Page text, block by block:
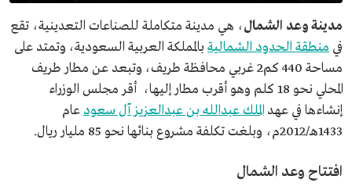
مدينة وعد الشمال، هي مدينة متكاملة للصناعات التعدينية، تقع
في منطقة الحدود الشمالية بالمملكة العربية السعودية، وتمتد على
مساحة 440 كم2 غربي محافظة طريف، وتبعد عن مطار طريف
المحلي نحو 18 كلم وهو أقرب مطار إليها، أقر مجلس الوزراء
إنشاءها في عهد الملك عبدالله بن عبدالعزيز آل سعود عام
1433هـ/2012م، وبلغت تكلفة مشروع بنائها نحو 85 مليار ريال.
افتتاح وعد الشمال